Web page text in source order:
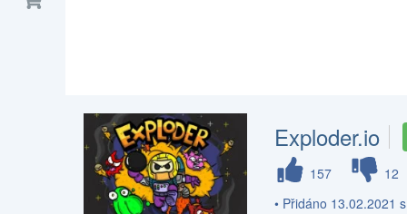
Exploder.io
157
12
• Přidáno 13.02.2021